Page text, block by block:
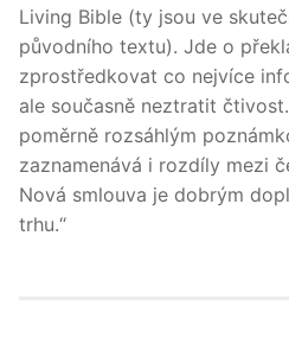
Living Bible (ty jsou ve
původního textu). Jde o
zprostředkovat co nejvíce
ale současně neztratit
poměrně rozsáhlým
zaznamenává i rozdíly mezi
Nová smlouva je dobrým
trhu.“